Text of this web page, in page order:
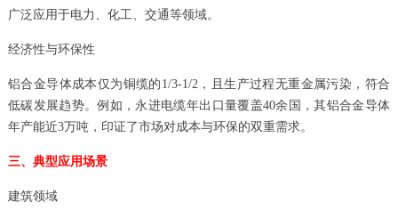
广泛应用于电力、化工、交通等领域。
经济性与环保性
铝合金导体成本仅为铜缆的1/3-1/2，且生产过程无重金属污染，符合
低碳发展趋势。例如，永进电缆年出口量覆盖40余国，其铝合金导体
年产能近3万吨，印证了市场对成本与环保的双重需求。
三、典型应用场景
建筑领域